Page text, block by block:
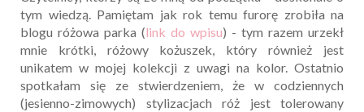
tym wiedzą. Pamiętam jak rok temu furorę zrobiła na
blogu różowa parka (link do wpisu) - tym razem urzekł
mnie krótki, różowy kożuszek, który również jest
unikatem w mojej kolekcji z uwagi na kolor. Ostatnio
spotkałam się ze stwierdzeniem, że w codziennych
(jesienno-zimowych) stylizacjach róż jest tolerowany